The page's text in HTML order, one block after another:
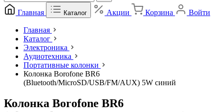
Главная Каталог Акции Корзина Войти
Главная
Каталог
Электроника
Аудиотехника
Портативные колонки
Колонка Borofone BR6
(Bluetooth/MicroSD/USB/FM/AUX) 5W синий
Колонка Borofone BR6